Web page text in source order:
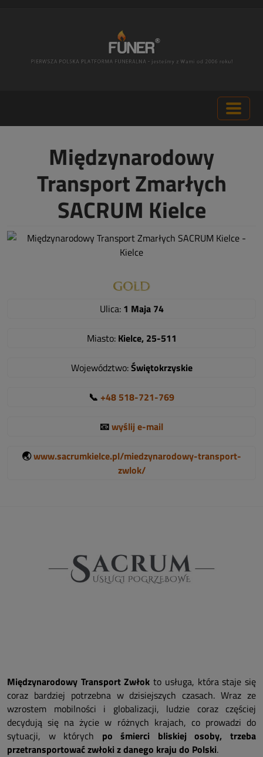
Międzynarodowy
Transport Zmarłych
SACRUM Kielce
Ulica: 1 Maja 74
Miasto: Kielce, 25-511
Województwo:Świętokrzyskie
📞 +48 518-721-769
📧wyślij e-mail
🌏www.sacrumkielce.pl/miedzynarodowy-transport-
zwlok/
Międzynarodowy Transport Zwłok to usługa, która staje się
coraz bardziej potrzebna w dzisiejszych czasach. Wraz ze
wzrostem mobilności i globalizacji, ludzie coraz częściej
decydują się na życie w różnych krajach, co prowadzi do
sytuacji, w których po śmierci bliskiej osoby, trzeba
przetransportować zwłoki z danego kraju do Polski.